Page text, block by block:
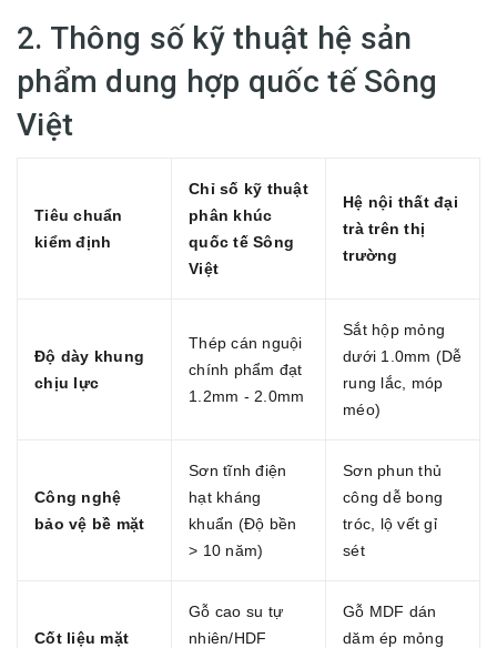
2. Thông số kỹ thuật hệ sản
phẩm dung hợp quốc tế Sông
Việt
Tiêu chuẩn
kiểm định
Chỉ số kỹ thuật
phân khúc
quốc tế Sông
Việt
Hệ nội thất đại
trà trên thị
trường
Độ dày khung
chịu lực
Thép cán nguội
chính phẩm đạt
1.2mm - 2.0mm
Sắt hộp mỏng
dưới 1.0mm (Dễ
rung lắc, móp
méo)
Công nghệ
bảo vệ bề mặt
Sơn tĩnh điện
hạt kháng
khuẩn (Độ bền
> 10 năm)
Sơn phun thủ
công dễ bong
tróc, lộ vết gỉ
sét
Cốt liệu mặt
Gỗ cao su tự
nhiên/HDF
Gỗ MDF dán
dăm ép mỏng